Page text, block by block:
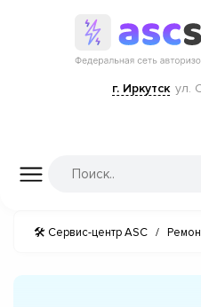
г. Иркутск ул.
🛠 Сервис-центр ASC /